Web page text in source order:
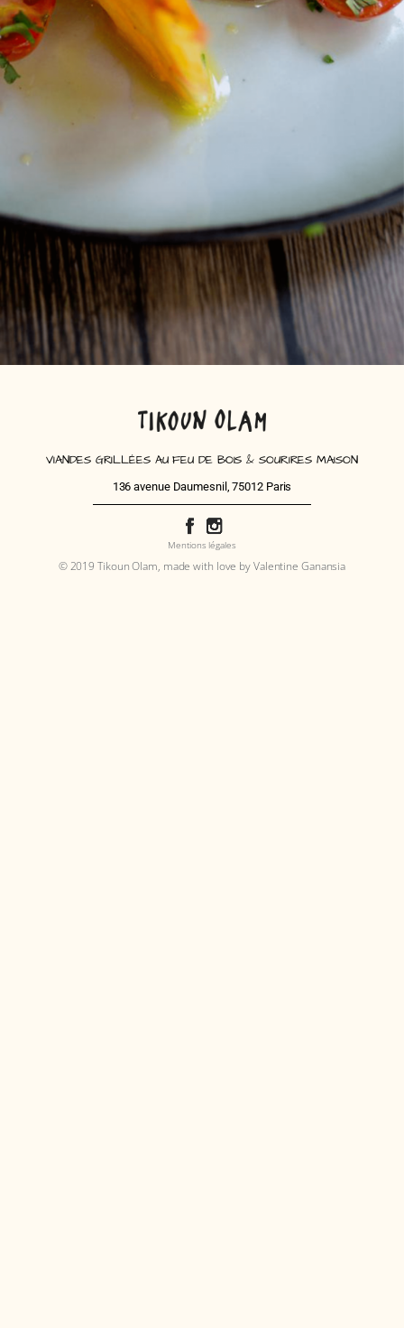
VIANDES GRILLÉES AU FEU DE BOIS & SOURIRES MAISON
136 avenue Daumesnil, 75012 Paris
Mentions légales
© 2019 Tikoun Olam, made with love by Valentine Ganansia